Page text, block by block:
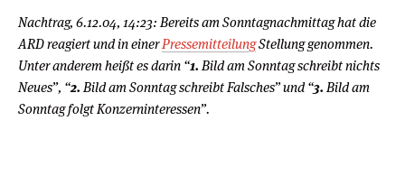
Nachtrag, 6.12.04, 14:23: Bereits am Sonntagnachmittag hat die
ARD reagiert und in einerPressemitteilungStellung genommen.
Unter anderem heißt es darin “1. Bild am Sonntag schreibt nichts
Neues”, “2. Bild am Sonntag schreibt Falsches” und “3. Bild am
Sonntag folgt Konzerninteressen”.